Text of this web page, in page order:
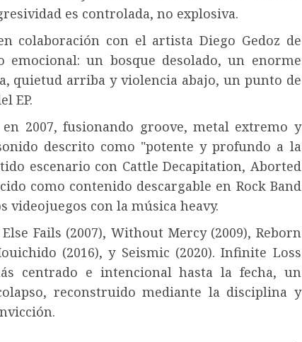
es controlada, no explosiva.
colaboración con el artista Diego Gedoz de
emocional: un bosque desolado, un enorme
quietud arriba y violencia abajo, un punto de
EP.
2007, fusionando groove, metal extremo y
descrito como "potente y profundo a la
escenario con Cattle Decapitation, Aborted
como contenido descargable en Rock Band
videojuegos con la música heavy.
Fails (2007), Without Mercy (2009), Reborn
(2016), y Seismic (2020). Infinite Loss
centrado e intencional hasta la fecha, un
reconstruido mediante la disciplina y